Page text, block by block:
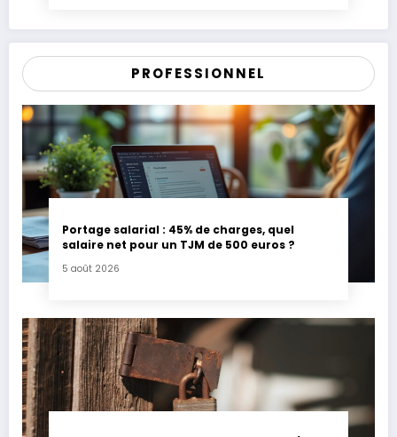
PROFESSIONNEL
Portage salarial : 45% de charges, quel
salaire net pour un TJM de 500 euros ?
5 août 2026